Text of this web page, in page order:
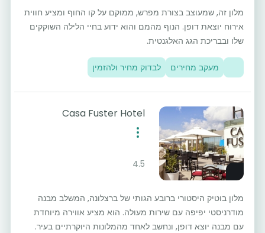
מלון זה, שמעוצב בצורת מפרש, ממוקם על קו החוף ומציע חווית
אירוח יוצאת דופן. הנוף מהמם והוא ידוע בחיי הלילה השוקקים
שלו ובבריכת הגג האלגנטית.
מעקב מחירים לבדוק מחיר ולהזמין
Casa Fuster Hotel
4.5
מלון בוטיק היסטורי ברובע הגותי של ברצלונה, המשלב מבנה
מודרניסטי יפיפה עם שירות מעולה. הוא מציע אווירה מיוחדת
עם מבנה יוצא דופן, ונחשב לאחד מהמלונות היוקרתיים בעיר.